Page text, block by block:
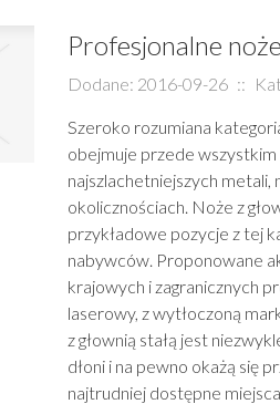
Profesjonalne
Dodane: 2016-09-26 ::
Szeroko rozumiana
obejmuje przede
najszlachetniejszych
okolicznościach. Noże z
przykładowe pozycje z tej
nabywców. Proponowane
krajowych i zagranicznych
laserowy, z wytłoczoną
z głownią stałą jest
dłoni i na pewno okażą się
najtrudniej dostępne